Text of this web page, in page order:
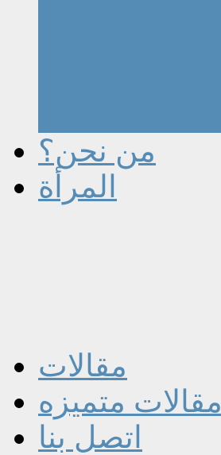
من نحن؟
المرأة
مقالات
مقالات متميزه
اتصل بنا